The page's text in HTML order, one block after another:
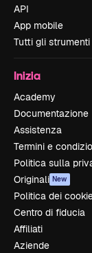
API
App mobile
Tutti gli
Inizia
Academy
Documentazione
Assistenza
Termini e
Politica sulla
Originali New
Politica dei
Centro di fiducia
Affiliati
Aziende